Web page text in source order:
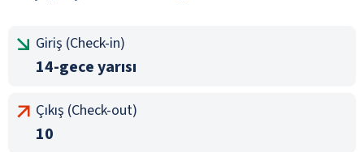
Giriş (Check-in)
14-gece yarısı
Çıkış (Check-out)
10